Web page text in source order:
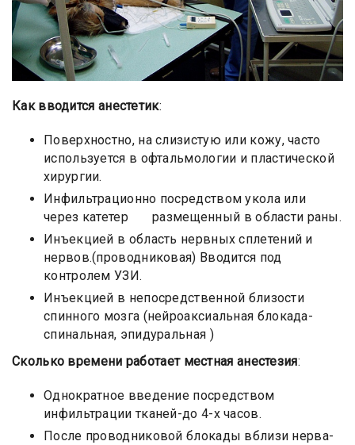
Как вводится анестетик:
Поверхностно, на слизистую или кожу, часто
используется в офтальмологии и пластической
хирургии.
Инфильтрационно посредством укола или
через катетер размещенный в области раны.
Инъекцией в область нервных сплетений и
нервов.(проводниковая) Вводится под
контролем УЗИ.
Инъекцией в непосредственной близости
спинного мозга (нейроаксиальная блокада-
спинальная, эпидуральная )
Сколько времени работает местная анестезия:
Однократное введение посредством
инфильтрации тканей-до 4-х часов.
После проводниковой блокады вблизи нерва-